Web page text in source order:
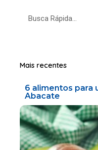
Mais recentes
6 alimentos para
Abacate